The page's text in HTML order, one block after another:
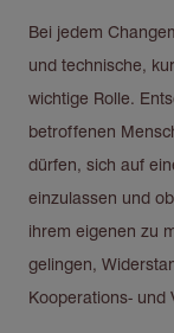
Bei jedem
und technische,
wichtige Rolle.
betroffenen
dürfen, sich auf
einzulassen und
ihrem eigenen zu
gelingen,
Kooperations- und